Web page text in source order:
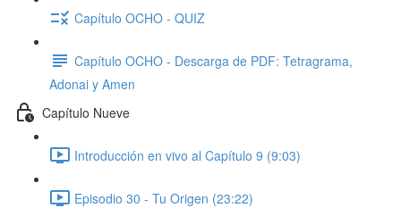
Capítulo OCHO - QUIZ
Capítulo OCHO - Descarga de PDF: Tetragrama,
Adonai y Amen
Capítulo Nueve
Introducción en vivo al Capítulo 9 (9:03)
Episodio 30 - Tu Origen (23:22)